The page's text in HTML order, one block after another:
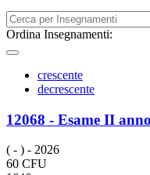
Ordina Insegnamenti:
crescente
decrescente
12068 - Esame II anno
( - ) - 2026
60 CFU